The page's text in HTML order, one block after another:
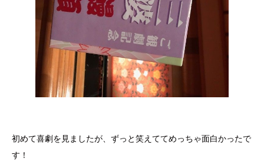
初めて喜劇を見ましたが、ずっと笑えててめっちゃ面白かったで
す！